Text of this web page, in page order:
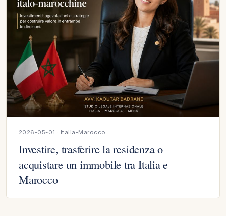
2026-05-01 · Italia-Marocco
Investire, trasferire la residenza o
acquistare un immobile tra Italia e
Marocco